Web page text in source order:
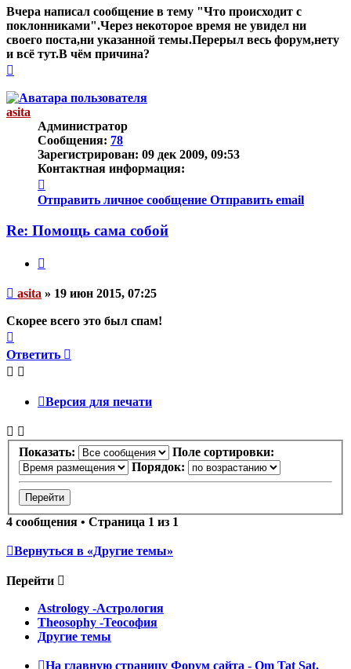
Вчера написал сообщение в тему "Что происходит с
поклонниками".Через некоторое время не увидел ни
своего поста,ни указанной темы.Перерыл весь форум,нету
и всё тут.В чём причина?
началу
asita
Администратор
Сообщения: 78
Зарегистрирован: 09 дек 2009, 09:53
Контактная информация:
информация
пользователя
Отправить личное сообщение Отправить email
Re: Помощь сама собой
Непрочитанное
asita » 19 июн 2015, 07:25
Скорее всего это был спам!
к
началу
Ответить
Версия для печати
Показать:
Поле сортировки:
Порядок:
4 сообщения • Страница 1 из 1
Вернуться в «Другие темы»
Перейти
Astrology -Астрология
Theosophy -Теософия
Другие темы
На главную страницу Форум сайта - Om Tat Sat.